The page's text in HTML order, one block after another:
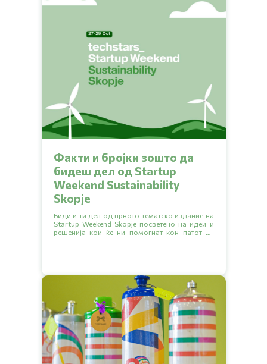
Факти и бројки зошто да
бидеш дел од Startup
Weekend Sustainability
Skopje
Биди и ти дел од првото тематско издание на
Startup Weekend Skopje посветено на идеи и
решенија кои ќе ни помогнат кон патот за